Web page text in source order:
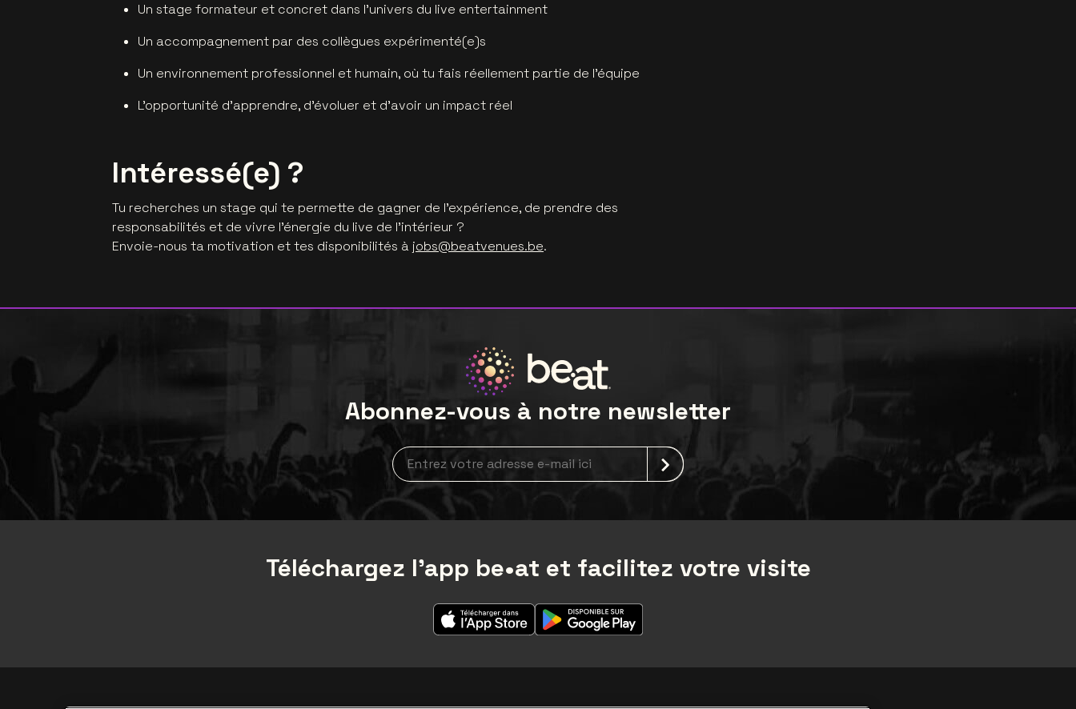
Un stage formateur et concret dans l’univers du live entertainment
Un accompagnement par des collègues expérimenté(e)s
Un environnement professionnel et humain, où tu fais réellement partie de l’équipe
L’opportunité d’apprendre, d’évoluer et d’avoir un impact réel
Intéressé(e) ?
Tu recherches un stage qui te permette de gagner de l’expérience, de prendre des
responsabilités et de vivre l’énergie du live de l’intérieur ?
Envoie-nous ta motivation et tes disponibilités à jobs@beatvenues.be.
Abonnez-vous à notre newsletter
newsLetterLabel
Téléchargez l'app be•at et facilitez votre visite